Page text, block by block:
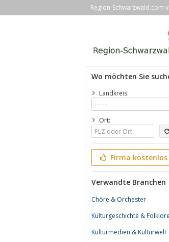
Region-Schwarzwald.com
Wo möchten Sie
Landkreis:
Ort:
Firma
Verwandte Branchen
Chöre & Orchester
Kulturgeschichte & Folklore
Kulturmedien & Kulturwelt